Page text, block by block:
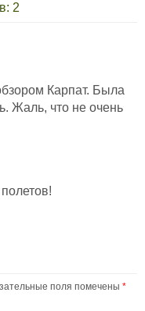
2
Карпат. Была
Жаль, что не очень
поля помечены *